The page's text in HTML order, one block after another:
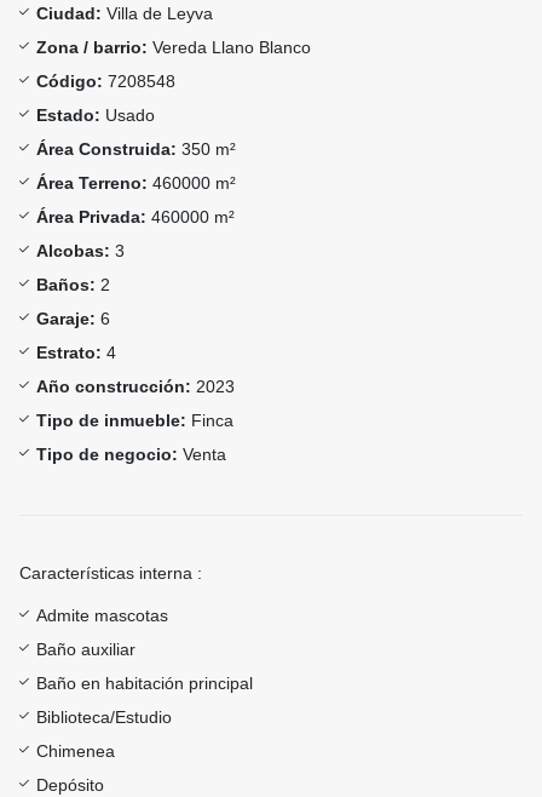
Ciudad: Villa de Leyva
Zona / barrio: Vereda Llano Blanco
Código: 7208548
Estado: Usado
Área Construida: 350 m²
Área Terreno: 460000 m²
Área Privada: 460000 m²
Alcobas: 3
Baños: 2
Garaje: 6
Estrato: 4
Año construcción: 2023
Tipo de inmueble: Finca
Tipo de negocio: Venta
Características interna :
Admite mascotas
Baño auxiliar
Baño en habitación principal
Biblioteca/Estudio
Chimenea
Depósito